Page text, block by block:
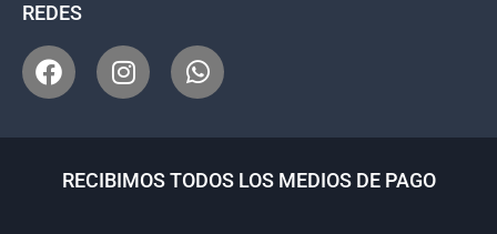
REDES
RECIBIMOS TODOS LOS MEDIOS DE PAGO